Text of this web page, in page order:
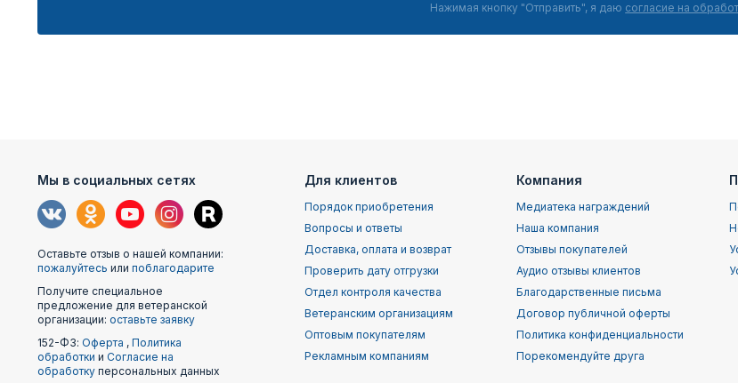
Нажимая кнопку "Отправить", я даю согласие на
Мы в социальных сетях
Оставьте отзыв о нашей компании:
пожалуйтесь или поблагодарите
Получите специальное
предложение для ветеранской
организации: оставьте заявку
152-ФЗ: Оферта , Политика
обработки и Согласие на
обработку персональных данных
Для клиентов
Порядок приобретения
Вопросы и ответы
Доставка, оплата и возврат
Проверить дату отгрузки
Отдел контроля качества
Ветеранским организациям
Оптовым покупателям
Рекламным компаниям
Компания
Медиатека награждений
Наша компания
Отзывы покупателей
Аудио отзывы клиентов
Благодарственные письма
Договор публичной оферты
Политика конфиденциальности
Порекомендуйте друга